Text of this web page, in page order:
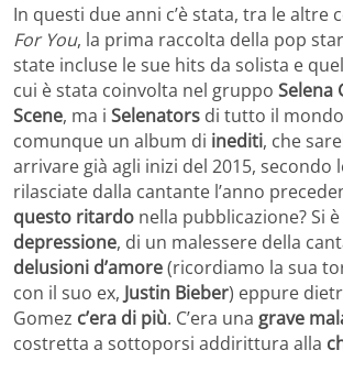
In questi due anni c’è stata, tra le altre
For You, la prima raccolta della pop
state incluse le sue hits da solista e
cui è stata coinvolta nel gruppo Selena
Scene, ma i Selenators di tutto il
comunque un album di inediti, che
arrivare già agli inizi del 2015, secondo
rilasciate dalla cantante l’anno
questo ritardo nella pubblicazione? Si
depressione, di un malessere della
delusioni d’amore(ricordiamo la sua
con il suo ex, Justin Bieber) eppure
Gomez c’era di più. C’era una grave
costretta a sottoporsi addirittura alla